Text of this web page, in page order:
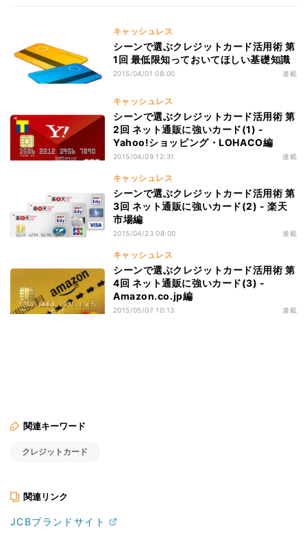
キャッシュレス
シーンで選ぶクレジットカード活用術 第
1回 最低限知っておいてほしい基礎知識
2015/04/01 08:00 連載
キャッシュレス
シーンで選ぶクレジットカード活用術 第
2回 ネット通販に強いカード(1) -
Yahoo!ショッピング・LOHACO編
2015/04/09 12:31 連載
キャッシュレス
シーンで選ぶクレジットカード活用術 第
3回 ネット通販に強いカード(2) - 楽天
市場編
2015/04/23 08:00 連載
キャッシュレス
シーンで選ぶクレジットカード活用術 第
4回 ネット通販に強いカード(3) -
Amazon.co.jp編
2015/05/07 10:13 連載
関連キーワード
クレジットカード
関連リンク
JCBブランドサイト